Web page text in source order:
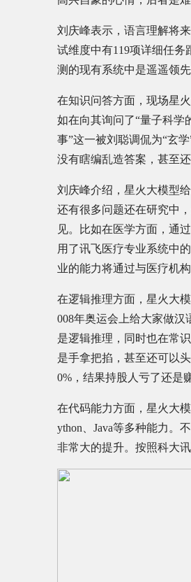
刘庆峰表示，语言理解将
试维度中有119项详细任务
测的现有系统中是遥遥领
在知识问答方面，现场星
如在向其询问了“量子科学
事”这一被刘聪调侃为“玄
没有瞎编乱造答案，甚至
刘庆峰介绍，星火大模型
还有很多问题还在研究中
见。比如在医学方面，通
用了讯飞医疗专业系统中
业的能力将通过与医疗机
在逻辑推理方面，星火大
008年奥运会上给大家做汉
是逻辑推理，同时也在常
是手拿把掐，甚至还可以
0%，结果持股人亏了还是
在代码能力方面，星火大
ython、Java等多种能力。
非常大的提升。按照科大